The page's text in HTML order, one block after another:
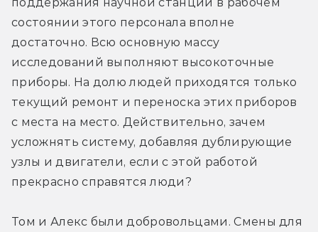
состоянии этого персонала вполне
достаточно. Всю основную массу
исследований выполняют высокоточные
приборы. На долю людей приходятся только
текущий ремонт и переноска этих приборов
с места на место. Действительно, зачем
усложнять систему, добавляя дублирующие
узлы и двигатели, если с этой работой
прекрасно справятся люди?
Том и Алекс были добровольцами. Смены для